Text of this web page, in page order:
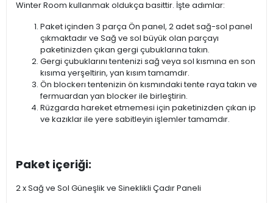
Winter Room kullanmak oldukça basittir. İşte adımlar:
Paket içinden 3 parça Ön panel, 2 adet sağ-sol panel
çıkmaktadır ve Sağ ve sol büyük olan parçayı
paketinizden çıkan gergi çubuklarına takın.
Gergi çubuklarını tentenizi sağ veya sol kısmına en son
kısıma yerşeltirin, yan kısım tamamdır.
Ön blockerı tentenizin ön kısmındaki tente raya takın ve
fermuardan yan blocker ile birleştirin.
Rüzgarda hareket etmemesi için paketinizden çıkan ip
ve kazıklar ile yere sabitleyin işlemler tamamdır.
Paket içeriği:
2 x Sağ ve Sol Güneşlik ve Sineklikli Çadır Paneli